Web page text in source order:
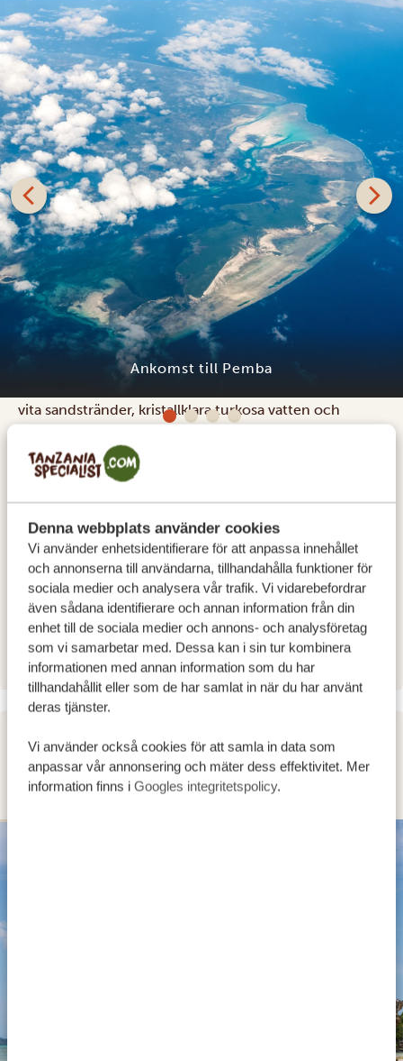
Denna webbplats använder cookies
Vi använder enhetsidentifierare för att anpassa innehållet
och annonserna till användarna, tillhandahålla funktioner för
sociala medier och analysera vår trafik. Vi vidarebefordrar
även sådana identifierare och annan information från din
enhet till de sociala medier och annons- och analysföretag
som vi samarbetar med. Dessa kan i sin tur kombinera
informationen med annan information som du har
tillhandahållit eller som de har samlat in när du har använt
deras tjänster.
Vi använder också cookies för att samla in data som
anpassar vår annonsering och mäter dess effektivitet. Mer
information finns i Googles integritetspolicy.
Ankomst till Pemba
Upplev den hisnande skönheten på Pemba Island,
belägen utanför Tanzanias kust. När du anländer till
Pemba väntar din chaufför på dig för att köra dig till
vita sandstränder, kristallklara turkosa vatten och
njut av utsökt skaldjursmat och ge dig ut på spännande
dykäventyr. Pemba är ett paradis som väntar på att bli
BOENDE:
SILVER Pemba Paradise Lodge
GOLD Fundu Lagoon
PLATINUM The Manta Resort
DAG 2 - 4
PEMBA ISLAND